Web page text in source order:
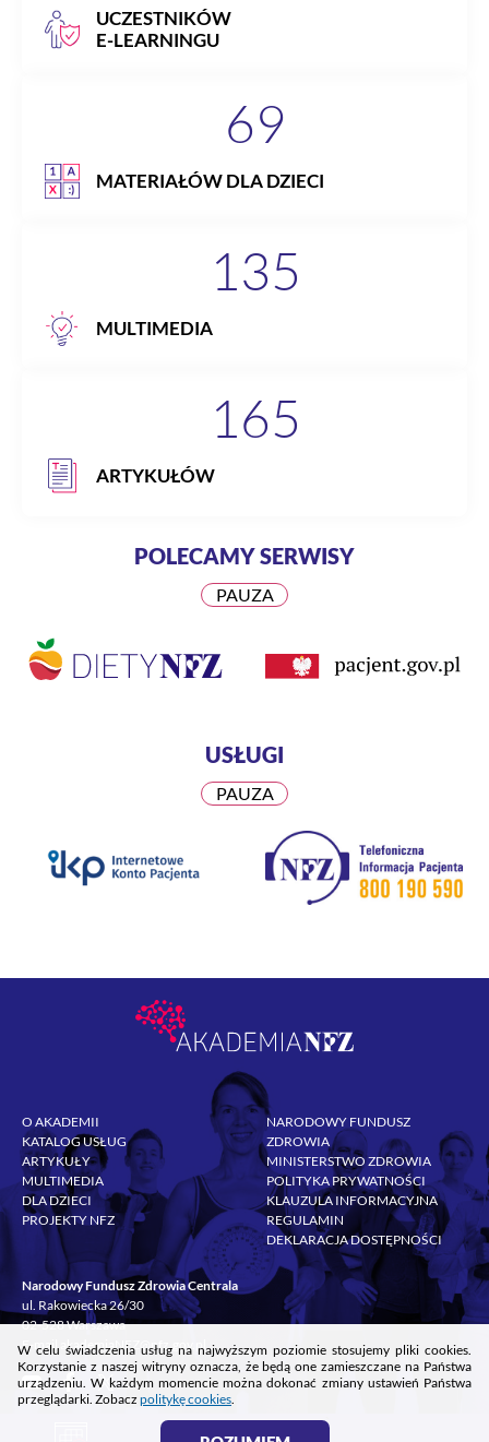
`
UCZESTNIKÓW
E-LEARNINGU
69
MATERIAŁÓW DLA DZIECI
135
MULTIMEDIA
165
ARTYKUŁÓW
POLECAMY SERWISY
PAUZA
USŁUGI
PAUZA
O AKADEMII
KATALOG USŁUG
ARTYKUŁY
MULTIMEDIA
DLA DZIECI
PROJEKTY NFZ
NARODOWY FUNDUSZ
ZDROWIA
MINISTERSTWO ZDROWIA
POLITYKA PRYWATNOŚCI
KLAUZULA INFORMACYJNA
REGULAMIN
DEKLARACJA DOSTĘPNOŚCI
Narodowy Fundusz Zdrowia Centrala
ul. Rakowiecka 26/30
02-528 Warszawa
E-mail akademiaNFZ@nfz.gov.pl
W celu świadczenia usług na najwyższym poziomie stosujemy pliki cookies.
Korzystanie z naszej witryny oznacza, że będą one zamieszczane na Państwa
urządzeniu. W każdym momencie można dokonać zmiany ustawień Państwa
przeglądarki. Zobacz politykę cookies.